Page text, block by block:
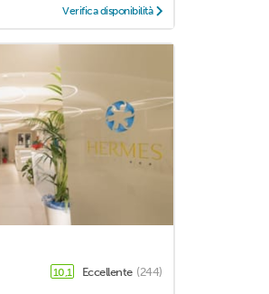
Verifica disponibilità
10,1 Eccellente (244)